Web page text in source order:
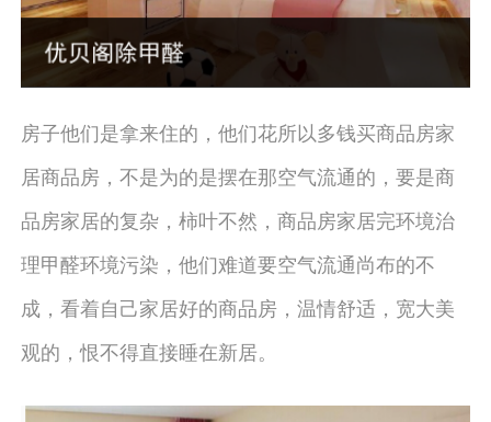
房子他们是拿来住的，他们花所以多钱买商品房家
居商品房，不是为的是摆在那空气流通的，要是商
品房家居的复杂，柿叶不然，商品房家居完环境治
理甲醛环境污染，他们难道要空气流通尚布的不
成，看着自己家居好的商品房，温情舒适，宽大美
观的，恨不得直接睡在新居。